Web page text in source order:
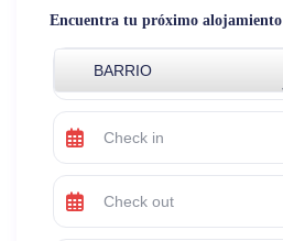
Encuentra tu próximo alojamiento
BARRIO